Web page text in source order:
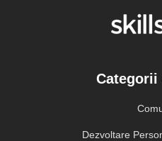
Categorii
Dezvoltare